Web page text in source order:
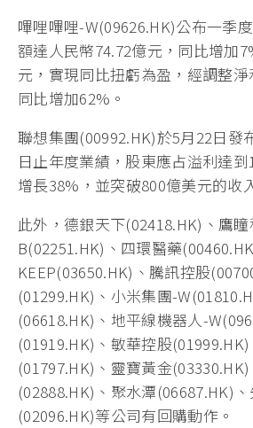
嗶哩嗶哩-W(09626.HK)公布一季
額達人民幣74.72億元，同比增加
元，實現同比扭虧為盈，經調整淨
同比增加62%。
聯想集團(00992.HK)於5月22日發
日止年度業績，股東應占溢利達
增長38%，並突破800億美元的收
此外，德銀天下(02418.HK)、鷹
B(02251.HK)、四環醫藥
KEEP(03650.HK)、騰訊控股
(01299.HK)、小米集團-
(06618.HK)、地平線機器人-
(01919.HK)、敏華控股
(01797.HK)、靈寶黃金
(02888.HK)、聚水潭(06687.HK)
(02096.HK)等公司有回購動作。